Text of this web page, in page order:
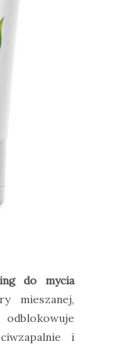
do mycia
mieszanej,
i